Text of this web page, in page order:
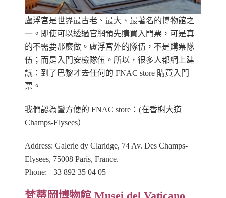
盧浮宮是世界最古老、最大、最著名的博物館之
一。即使可以透過官網預先購買入門票，可是真
的不需要那麼做。盧浮宮外的隊伍，不是購票隊
伍；而是入門安檢隊伍。所以，很多人都網上建
議：到了巴黎才去任何的 FNAC store 購買入門
票。
我們認為蠻方便的 FNAC store：(在香榭大道
Champs-Elysees）
Address: Galerie dy Claridge, 74 Av. Des Champs-
Elysees, 75008 Paris, France.
Phone: +33 892 35 04 05